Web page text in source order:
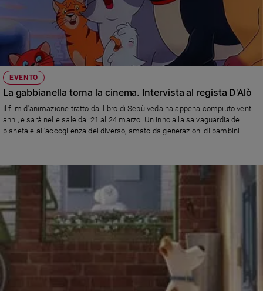
EVENTO
La gabbianella torna la cinema. Intervista al regista D'Alò
Il film d'animazione tratto dal libro di Sepùlveda ha appena compiuto venti
anni, e sarà nelle sale dal 21 al 24 marzo. Un inno alla salvaguardia del
pianeta e all'accoglienza del diverso, amato da generazioni di bambini